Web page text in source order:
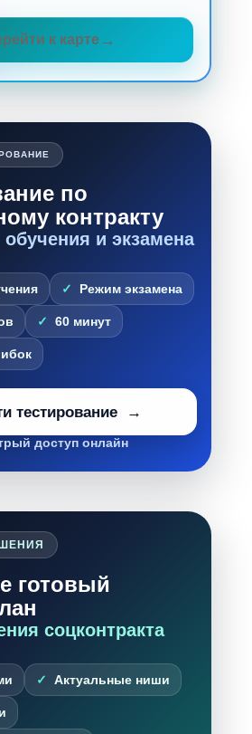
к карте
по
контракту
и экзамена
Режим экзамена
60 минут
тестирование
доступ онлайн
готовый
соцконтракта
Актуальные ниши